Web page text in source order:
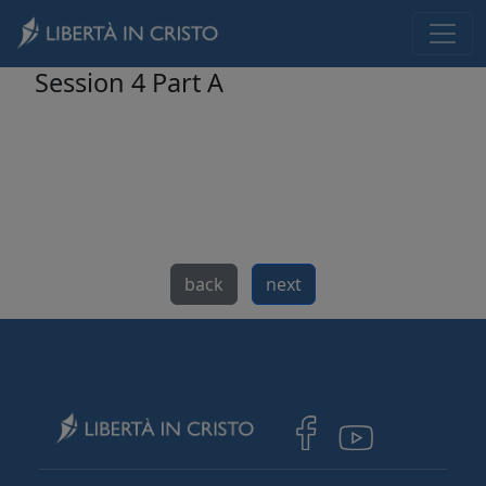
Skip to main content
Session 4 Part A
back next
ImageImage